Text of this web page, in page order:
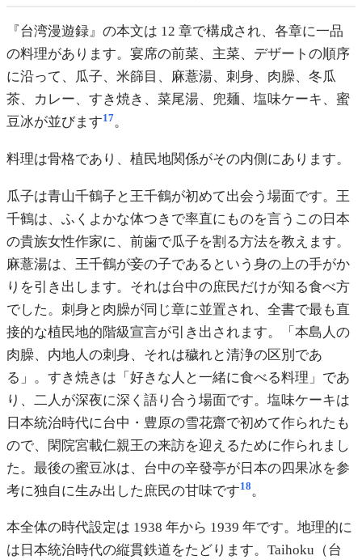
『台湾漫遊録』の本文は 12 章で構成され、各章に一品
の料理があります。宴席の前菜、主菜、デザートの順序
に沿って、瓜子、米篩目、麻薏湯、刺身、肉臊、冬瓜
茶、カレー、すき焼き、菜尾湯、兜麺、塩味ケーキ、蜜
豆冰が並びます17。
料理は骨格であり、植民地関係がその内側にあります。
瓜子は青山千鶴子と王千鶴が初めて出会う場面です。王
千鶴は、ふくよかな体つきで率直にものを言うこの日本
の貴族女性作家に、前歯で瓜子を割る方法を教えます。
麻薏湯は、王千鶴が妾の子であるという身の上の手がか
りを引き出します。それは台中の庶民だけが知る食べ方
でした。刺身と肉臊が同じ章に並置され、全書で最も直
接的な植民地的階級宣言が引き出されます。「本島人の
肉臊、内地人の刺身、それは穢れと清浄の区別であ
る」。すき焼きは「好きな人と一緒に食べる料理」であ
り、二人が深夜に深く語り合う場面です。塩味ケーキは
日本統治時代に台中・豊原の雪花齋で初めて作られたも
ので、閑院宮載仁親王の来訪を迎えるために作られまし
た。最後の蜜豆冰は、台中の辛發亭が日本の四果冰を参
考に独自に生み出した庶民の甘味です18 。
本全体の時代設定は 1938 年から 1939 年です。地理的に
は日本統治時代の縦貫鉄道をたどります。Taihoku（台